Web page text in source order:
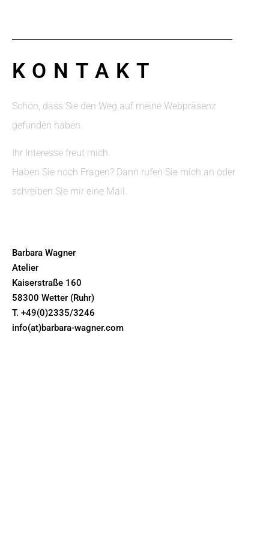
KONTAKT
Schön, dass Sie den Weg auf meine Webpräsenz
gefunden haben.
Ihr Interesse freut mich.
Haben Sie noch Fragen? Dann rufen Sie mich an oder
schreiben Sie mir eine Mail.
Barbara Wagner
Atelier
Kaiserstraße 160
58300 Wetter (Ruhr)
T. +49(0)2335/3246
info(at)barbara-wagner.com